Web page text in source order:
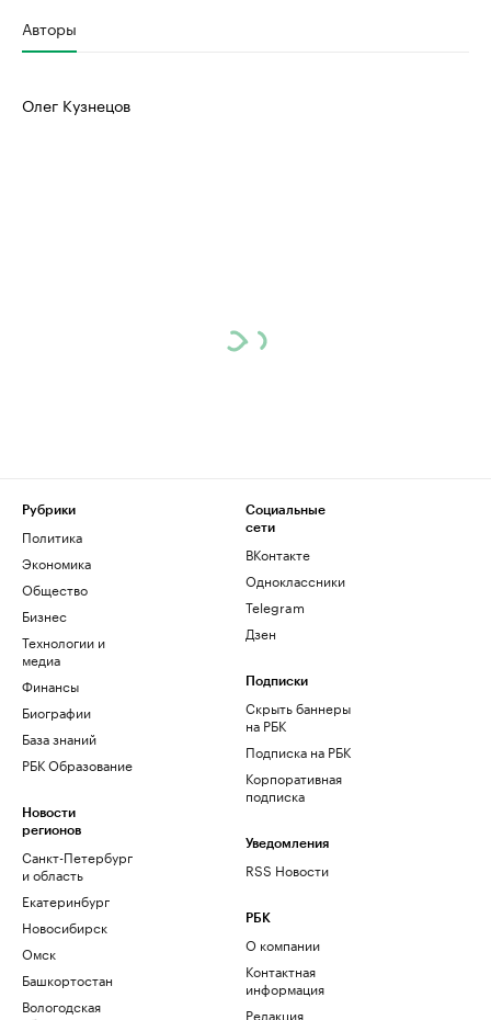
Авторы
Олег Кузнецов
Рубрики
Политика
Экономика
Общество
Бизнес
Технологии и
медиа
Финансы
Биографии
База знаний
РБК Образование
Новости
регионов
Санкт-Петербург
и область
Екатеринбург
Новосибирск
Омск
Башкортостан
Вологодская
Социальные
сети
ВКонтакте
Одноклассники
Telegram
Дзен
Подписки
Скрыть баннеры
на РБК
Подписка на РБК
Корпоративная
подписка
Уведомления
RSS Новости
РБК
О компании
Контактная
информация
Редакция